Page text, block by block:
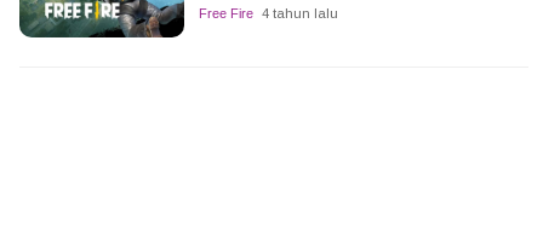
Free Fire 4 tahun lalu